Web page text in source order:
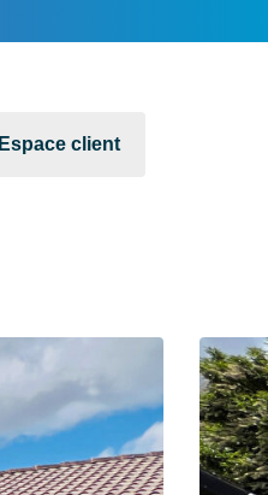
Espace client